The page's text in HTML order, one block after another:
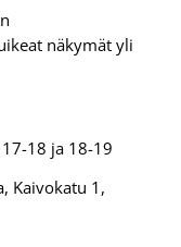
näkymät yli
18 ja 18-19
Kaivokatu 1,